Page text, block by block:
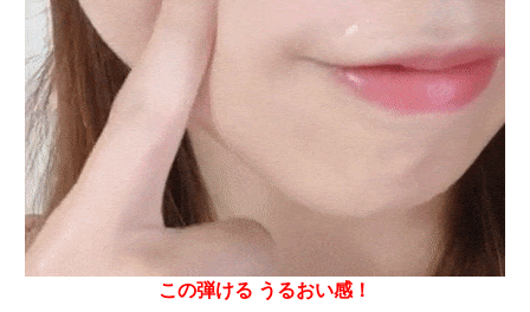
この弾ける うるおい感！